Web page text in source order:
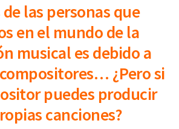
las personas que
en el mundo de la
musical es debido a
¿Pero si
puedes producir
canciones?